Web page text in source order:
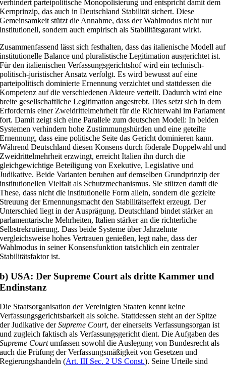
verhindert parteipolitische Monopolisierung und entspricht damit dem
Kernprinzip, das auch in Deutschland Stabilität sichert. Diese
Gemeinsamkeit stützt die Annahme, dass der Wahlmodus nicht nur
institutionell, sondern auch empirisch als Stabilitätsgarant wirkt.
Zusammenfassend lässt sich festhalten, dass das italienische Modell auf
institutionelle Balance und pluralistische Legitimation ausgerichtet ist.
Für den italienischen Verfassungsgerichtshof wird ein technisch-
politisch-juristischer Ansatz verfolgt. Es wird bewusst auf eine
parteipolitisch dominierte Ernennung verzichtet und stattdessen die
Kompetenz auf die verschiedenen Akteure verteilt. Dadurch wird eine
breite gesellschaftliche Legitimation angestrebt. Dies setzt sich in dem
Erfordernis einer Zweidrittelmehrheit für die Richterwahl im Parlament
fort. Damit zeigt sich eine Parallele zum deutschen Modell: In beiden
Systemen verhindern hohe Zustimmungshürden und eine geteilte
Ernennung, dass eine politische Seite das Gericht dominieren kann.
Während Deutschland diesen Konsens durch föderale Doppelwahl und
Zweidrittelmehrheit erzwingt, erreicht Italien ihn durch die
gleichgewichtige Beteiligung von Exekutive, Legislative und
Judikative. Beide Varianten beruhen auf demselben Grundprinzip der
institutionellen Vielfalt als Schutzmechanismus. Sie stützen damit die
These, dass nicht die institutionelle Form allein, sondern die gezielte
Streuung der Ernennungsmacht den Stabilitätseffekt erzeugt. Der
Unterschied liegt in der Ausprägung. Deutschland bindet stärker an
parlamentarische Mehrheiten, Italien stärker an die richterliche
Selbstrekrutierung. Dass beide Systeme über Jahrzehnte
vergleichsweise hohes Vertrauen genießen, legt nahe, dass der
Wahlmodus in seiner Konsensfunktion tatsächlich ein zentraler
Stabilitätsfaktor ist.
b) USA: Der Supreme Court als dritte Kammer und
Endinstanz
Die Staatsorganisation der Vereinigten Staaten kennt keine
Verfassungsgerichtsbarkeit als solche. Stattdessen steht an der Spitze
der Judikative derSupreme Court, der einerseits Verfassungsorgan ist
und zugleich faktisch als Verfassungsgericht dient. Die Aufgaben des
Supreme Courtumfassen sowohl die Auslegung von Bundesrecht als
auch die Prüfung der Verfassungsmäßigkeit von Gesetzen und
Regierungshandeln (Art. III Sec. 2 US Const.). Seine Urteile sind